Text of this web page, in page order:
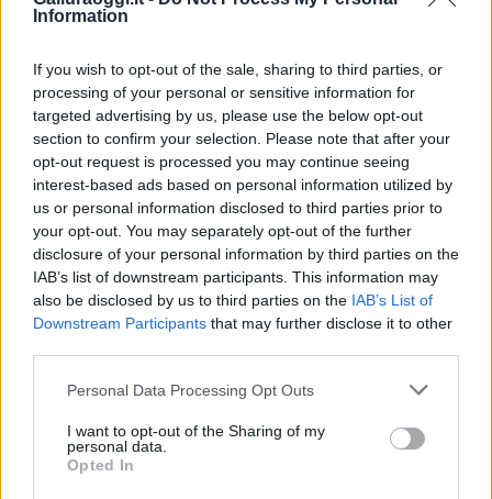
Information
If you wish to opt-out of the sale, sharing to third parties, or
processing of your personal or sensitive information for
targeted advertising by us, please use the below opt-out
section to confirm your selection. Please note that after your
opt-out request is processed you may continue seeing
interest-based ads based on personal information utilized by
us or personal information disclosed to third parties prior to
your opt-out. You may separately opt-out of the further
disclosure of your personal information by third parties on the
IAB’s list of downstream participants. This information may
also be disclosed by us to third parties on the IAB’s List of
Downstream Participants that may further disclose it to other
Please note that this website/app uses one or more Google
not limited to your visit or usage behaviour. You may click to
grant or deny consent to Google and its third-party tags to
use your data for below specified purposes in below Google
Personal Data Processing Opt Outs
I want to opt-out of the Sharing of my
personal data.
Opted In
Inviaci le tue segnalazioni,
i tuoi video e le tue foto
Su WhatsApp al numero +39
345 356 7512
Google News